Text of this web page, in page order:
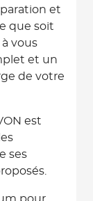
et
que soit
vous
et un
de votre
est
ses